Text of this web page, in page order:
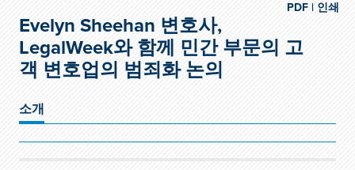
인쇄
PDF |
Evelyn Sheehan 변호사,
LegalWeek와 함께 민간 부문의 고
객 변호업의 범죄화 논의
소개